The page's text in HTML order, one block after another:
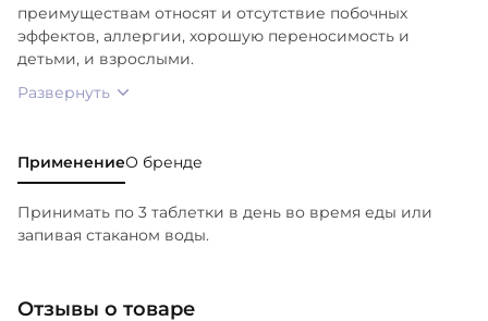
преимуществам относят и отсутствие побочных
эффектов, аллергии, хорошую переносимость и
детьми, и взрослыми.
Развернуть
ПрименениеО бренде
Принимать по 3 таблетки в день во время еды или
запивая стаканом воды.
Отзывы о товаре